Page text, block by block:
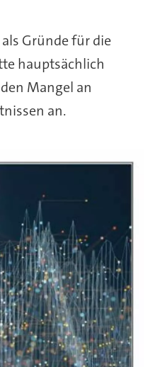
Gründe für die
hauptsächlich
Mangel an
an.